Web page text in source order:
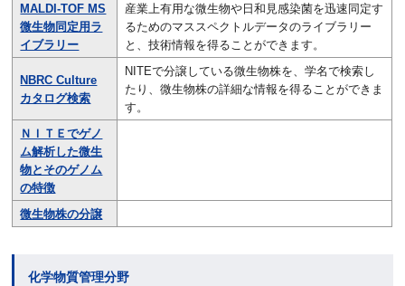
MALDI-TOF MS
微生物同定用ラ
イブラリー
産業上有用な微生物や日和見感染菌を迅速同定す
るためのマススペクトルデータのライブラリー
と、技術情報を得ることができます。
NBRC Culture
カタログ検索
NITEで分譲している微生物株を、学名で検索し
たり、微生物株の詳細な情報を得ることができま
す。
ＮＩＴＥでゲノ
ム解析した微生
物とそのゲノム
の特徴
微生物株の分譲
化学物質管理分野